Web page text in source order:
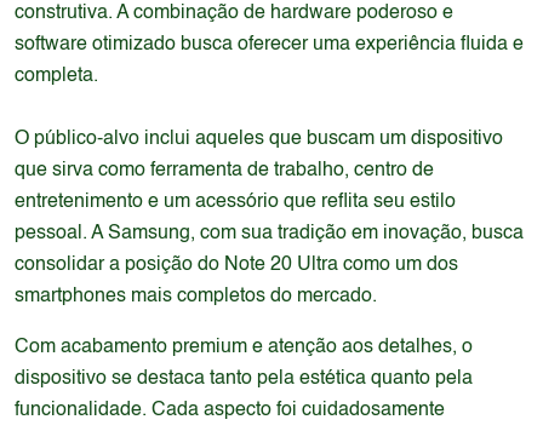
construtiva. A combinação de hardware poderoso e
software otimizado busca oferecer uma experiência fluida e
completa.
O público-alvo inclui aqueles que buscam um dispositivo
que sirva como ferramenta de trabalho, centro de
entretenimento e um acessório que reflita seu estilo
pessoal. A Samsung, com sua tradição em inovação, busca
consolidar a posição do Note 20 Ultra como um dos
smartphones mais completos do mercado.
Com acabamento premium e atenção aos detalhes, o
dispositivo se destaca tanto pela estética quanto pela
funcionalidade. Cada aspecto foi cuidadosamente